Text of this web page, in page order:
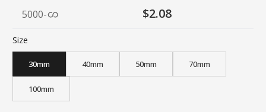
5000- $2.08
Size
30mm 40mm 50mm 70mm
100mm